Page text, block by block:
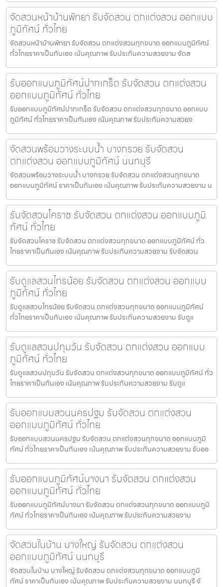
จัดสวนหน้าบ้านพัทยา รับจัดสวน ตกแต่งสวน ออกแบบ
ภูมิทัศน์ ทั่วไทย
จัดสวนหน้าบ้านพัทยา รับจัดสวน ตกแต่งสวนทุกขนาด ออกแบบภูมิทัศน์
ทั่วไทยราคาเป็นกันเอง เน้นคุณภาพ รับประกันความสวยงาม จัดส
รับออกแบบภูมิทัศน์ปากเกร็ด รับจัดสวน ตกแต่งสวน
ออกแบบภูมิทัศน์ ทั่วไทย
รับออกแบบภูมิทัศน์ปากเกร็ด รับจัดสวน ตกแต่งสวนทุกขนาด ออกแบบ
ภูมิทัศน์ ทั่วไทยราคาเป็นกันเอง เน้นคุณภาพ รับประกันความสวยง
จัดสวนพร้อมวางระบบน้ำ บางกรวย รับจัดสวน
ตกแต่งสวน ออกแบบภูมิทัศน์ นนทบุรี
จัดสวนพร้อมวางระบบน้ำ บางกรวย รับจัดสวน ตกแต่งสวนทุกขนาด
ออกแบบภูมิทัศน์ ราคาเป็นกันเอง เน้นคุณภาพ รับประกันความสวยงาม น
รับจัดสวนโคราช รับจัดสวน ตกแต่งสวน ออกแบบภูมิ
ทัศน์ ทั่วไทย
รับจัดสวนโคราช รับจัดสวน ตกแต่งสวนทุกขนาด ออกแบบภูมิทัศน์ ทั่ว
ไทยราคาเป็นกันเอง เน้นคุณภาพ รับประกันความสวยงาม รับจัดสวน
รับดูแลสวนไทรน้อย รับจัดสวน ตกแต่งสวน ออกแบบ
ภูมิทัศน์ ทั่วไทย
รับดูแลสวนไทรน้อย รับจัดสวน ตกแต่งสวนทุกขนาด ออกแบบภูมิทัศน์
ทั่วไทยราคาเป็นกันเอง เน้นคุณภาพ รับประกันความสวยงาม รับดูแ
รับดูแลสวนปทุมวัน รับจัดสวน ตกแต่งสวน ออกแบบ
ภูมิทัศน์ ทั่วไทย
รับดูแลสวนปทุมวัน รับจัดสวน ตกแต่งสวนทุกขนาด ออกแบบภูมิทัศน์ ทั่ว
ไทยราคาเป็นกันเอง เน้นคุณภาพ รับประกันความสวยงาม รับดูแ
รับออกแบบสวนนครปฐม รับจัดสวน ตกแต่งสวน
ออกแบบภูมิทัศน์ ทั่วไทย
รับออกแบบสวนนครปฐม รับจัดสวน ตกแต่งสวนทุกขนาด ออกแบบภูมิ
ทัศน์ ทั่วไทยราคาเป็นกันเอง เน้นคุณภาพ รับประกันความสวยงาม รับออ
รับออกแบบภูมิทัศน์บางนา รับจัดสวน ตกแต่งสวน
ออกแบบภูมิทัศน์ ทั่วไทย
รับออกแบบภูมิทัศน์บางนา รับจัดสวน ตกแต่งสวนทุกขนาด ออกแบบภูมิ
ทัศน์ ทั่วไทยราคาเป็นกันเอง เน้นคุณภาพ รับประกันความสวยงาม
จัดสวนในบ้าน บางใหญ่ รับจัดสวน ตกแต่งสวน
ออกแบบภูมิทัศน์ นนทบุรี
จัดสวนในบ้าน บางใหญ่ รับจัดสวน ตกแต่งสวนทุกขนาด ออกแบบภูมิ
ทัศน์ ราคาเป็นกันเอง เน้นคุณภาพ รับประกันความสวยงาม นนทบุรี จั